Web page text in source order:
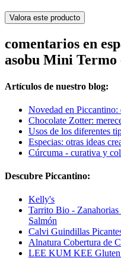
Valora este producto
comentarios en
asobu Mini Termo
Artículos de nuestro blog:
Novedad en Piccantino:
Chocolate Zotter:
Usos de los diferentes
Especias: otras ideas
Cúrcuma - curativa y
Descubre Piccantino:
Kelly's
Tarrito Bio -
Salmón
Calvi Guindillas
Alnatura Cobertura de
LEE KUM KEE Gluten